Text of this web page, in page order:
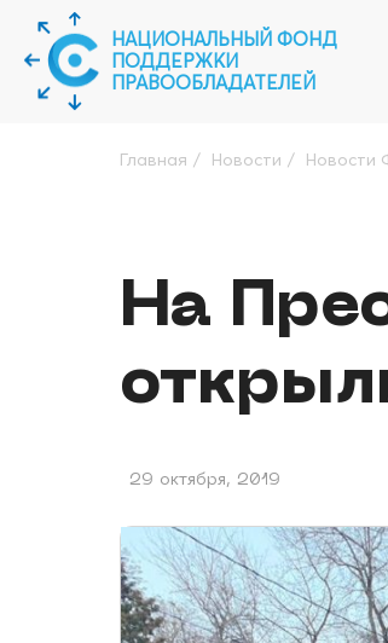
НАЦИОНАЛЬНЫЙ ФОНД
ПОДДЕРЖКИ
ПРАВООБЛАДАТЕЛЕЙ
Главная / Новости / Новости
На
29 октября, 2019